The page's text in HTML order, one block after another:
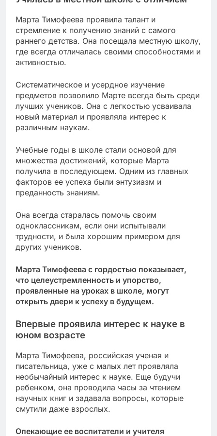
Марта Тимофеева проявила талант и
стремление к получению знаний с самого
раннего детства. Она посещала местную школу,
где всегда отличалась своими способностями и
активностью.
Систематическое и усердное изучение
предметов позволило Марте всегда быть среди
лучших учеников. Она с легкостью усваивала
новый материал и проявляла интерес к
различным наукам.
Учебные годы в школе стали основой для
множества достижений, которые Марта
получила в последующем. Одним из главных
факторов ее успеха были энтузиазм и
преданность знаниям.
Она всегда старалась помочь своим
одноклассникам, если они испытывали
трудности, и была хорошим примером для
других учеников.
Марта Тимофеева с гордостью показывает,
что целеустремленность и упорство,
проявленные на уроках в школе, могут
открыть двери к успеху в будущем.
Впервые проявила интерес к науке в
юном возрасте
Марта Тимофеева, российская ученая и
писательница, уже с малых лет проявляла
необычайный интерес к науке. Еще будучи
ребенком, она проводила часы за чтением
научных книг и задавала вопросы, которые
смутили даже взрослых.
Опекающие ее воспитатели и учителя